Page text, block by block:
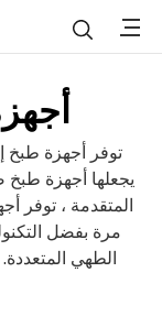
Menu
توفر أجهزة طبخ
يجعلها أجهزة
المتقدمة ، توفر
مرة بفضل
الطهي